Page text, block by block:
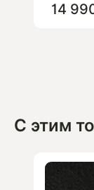
14
С этим